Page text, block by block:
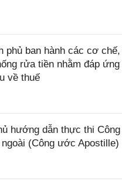
phủ ban hành các cơ
rửa tiền nhằm đáp
về thuế
hướng dẫn thực thi
(Công ước Apostille)